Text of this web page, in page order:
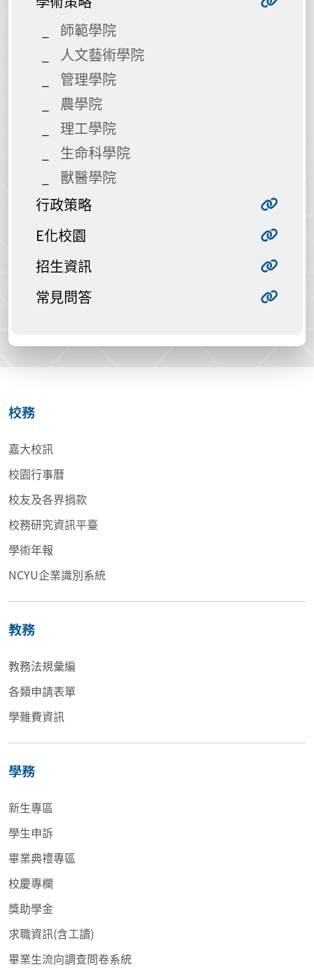
師範學院
人文藝術學院
管理學院
農學院
理工學院
生命科學院
獸醫學院
行政策略
E化校園
招生資訊
常見問答
校務
嘉大校訊
校園行事曆
校友及各界捐款
校務研究資訊平臺
學術年報
NCYU企業識別系統
教務
教務法規彙編
各類申請表單
學雜費資訊
學務
新生專區
學生申訴
畢業典禮專區
校慶專欄
獎助學金
求職資訊(含工讀)
畢業生流向調查問卷系統